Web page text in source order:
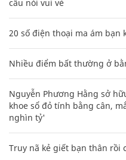
câu nói vui vẻ
20 số điện thoại ma ám bạn
Nhiều điểm bất thường ở
Nguyễn Phương Hằng sở
khoe sổ đỏ tính bằng cân,
nghìn tỷ'
Truy nã kẻ giết bạn thân rồi